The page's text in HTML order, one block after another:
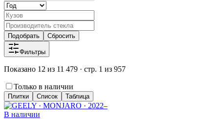
Подобрать Сбросить
Фильтры
Показано 12 из 11 479 · стр. 1 из 957
Только в наличии
Плитки Список Таблица
В наличии